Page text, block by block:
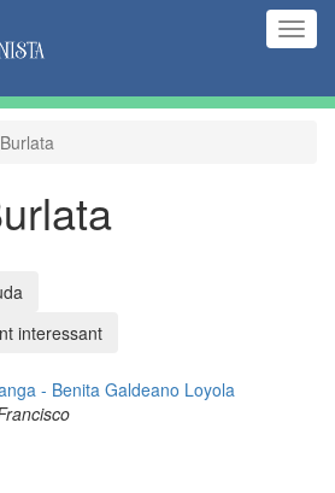
interessant
- Benita Galdeano Loyola